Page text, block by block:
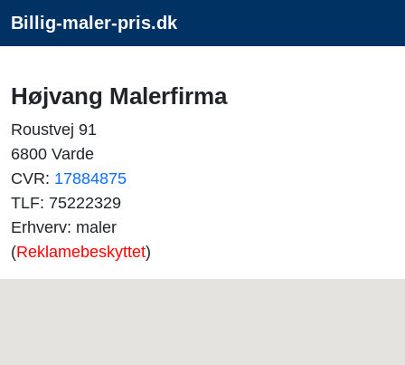
Billig-maler-pris.dk
Højvang Malerfirma
Roustvej 91
6800 Varde
CVR: 17884875
TLF: 75222329
Erhverv: maler
(Reklamebeskyttet)